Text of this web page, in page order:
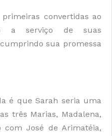
convertidas ao
a serviço de suas
sua promessa
é que Sarah seria uma
três Marias, Madalena,
com José de Arimatéia,